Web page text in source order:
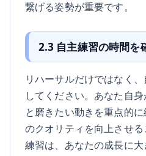
繋げる姿勢が重要です。
2.3 自主練習の時間を
リハーサルだけではなく
してください。あなた自
と磨きたい動きを重点的
のクオリティを向上させ
練習は、あなたの成長に大